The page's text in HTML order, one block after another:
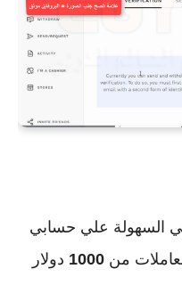
السهولة علي حسابي
من 1000 دولار